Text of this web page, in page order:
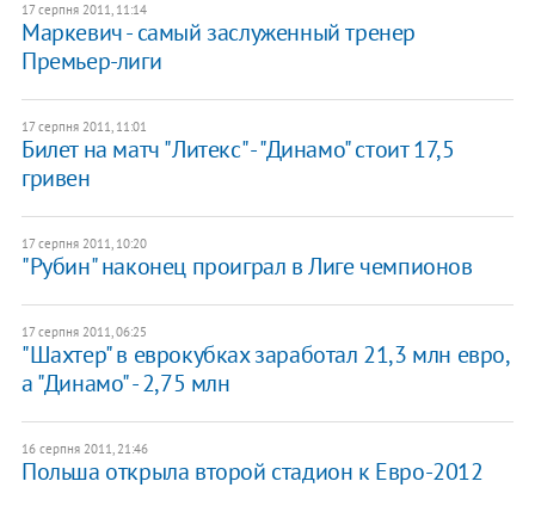
17 серпня 2011, 11:14
Маркевич - самый заслуженный тренер
Премьер-лиги
17 серпня 2011, 11:01
​Билет на матч "Литекс" - "Динамо" стоит 17,5
гривен
17 серпня 2011, 10:20
"Рубин" наконец проиграл в Лиге чемпионов
17 серпня 2011, 06:25
"Шахтер" в еврокубках заработал 21,3 млн евро,
а "Динамо" - 2,75 млн
16 серпня 2011, 21:46
​Польша открыла второй стадион к Евро-2012